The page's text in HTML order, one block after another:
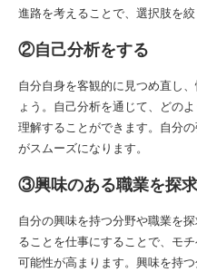
進路を考えることで、選択肢を絞
②自己分析をする
自分自身を客観的に見つめ直し
ょう。自己分析を通じて、どの
理解することができます。自分
がスムーズになります。
③興味のある職業を探
自分の興味を持つ分野や職業を
ることを仕事にすることで、モ
可能性が高まります。興味を持